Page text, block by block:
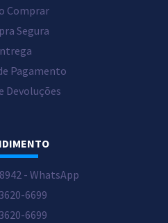
Comprar
Segura
Pagamento
Devoluções
- WhatsApp
6699
6699